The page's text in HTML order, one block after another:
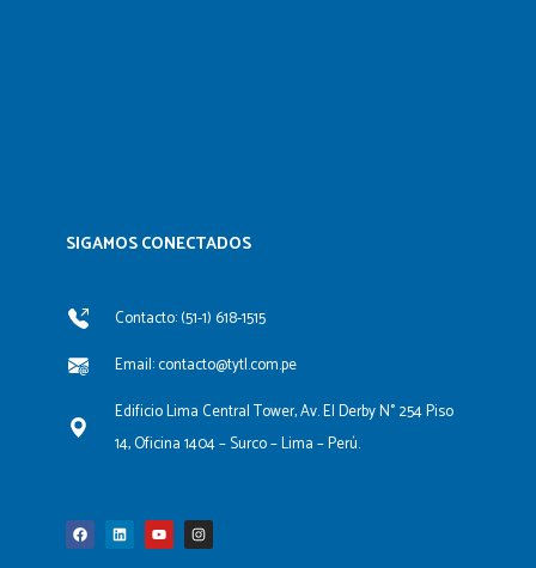
SIGAMOS CONECTADOS​
Contacto: (51-1) 618-1515
Email: contacto@tytl.com.pe
Edificio Lima Central Tower, Av. El Derby N° 254 Piso
14, Oficina 1404 – Surco – Lima – Perú.
c
e
b
k
e
u
t
u
s
t
a